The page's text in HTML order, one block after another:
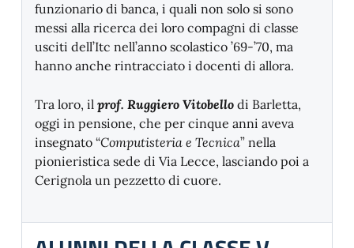
funzionario di banca, i quali non solo si sono
messi alla ricerca dei loro compagni di classe
usciti dell’Itc nell’anno scolastico ’69-’70, ma
hanno anche rintracciato i docenti di allora.
Tra loro, il prof. Ruggiero Vitobello di Barletta,
oggi in pensione, che per cinque anni aveva
insegnato “Computisteria e Tecnica” nella
pionieristica sede di Via Lecce, lasciando poi a
Cerignola un pezzetto di cuore.